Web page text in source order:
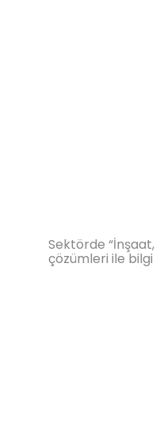
Sektörde
çözümleri ile